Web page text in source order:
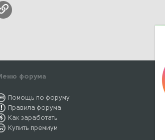
почта
Ссылка
форума
Помощь по форуму
Правила форума
Как заработать
Купить премиум